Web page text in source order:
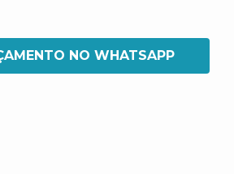
NO WHATSAPP